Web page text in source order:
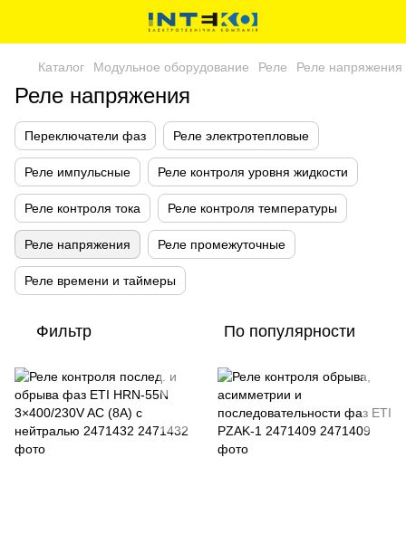
Каталог Модульное оборудование Реле Реле напряжения
Реле напряжения
Переключатели фаз Реле электротепловые
Реле импульсные Реле контроля уровня жидкости
Реле контроля тока Реле контроля температуры
Реле напряжения Реле промежуточные
Реле времени и таймеры
Фильтр По популярности